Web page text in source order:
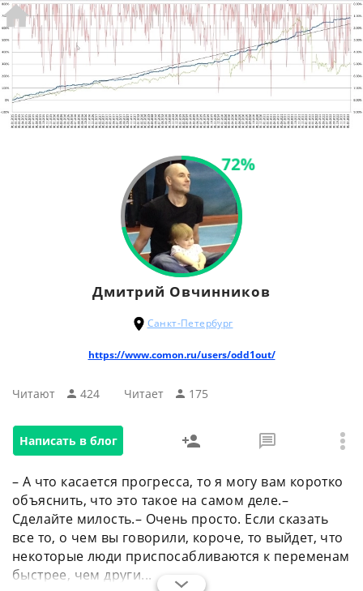
72%
Дмитрий Овчинников
Санкт-Петербург
https://www.comon.ru/users/odd1out/
Читают 424 Читаeт 175
Написать в блог
– А что касается прогресса, то я могу вам коротко
объяснить, что это такое на самом деле.–
Сделайте милость.– Очень просто. Если сказать
все то, о чем вы говорили, короче, то выйдет, что
некоторые люди приспосабливаются к переменам
быстрее, чем други...